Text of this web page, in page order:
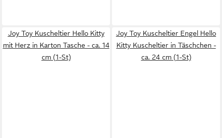
Joy Toy Kuscheltier Hello Kitty
mit Herz in Karton Tasche - ca. 14
cm (1-St)
Joy Toy Kuscheltier Engel Hello
Kitty Kuscheltier in Täschchen -
ca. 24 cm (1-St)